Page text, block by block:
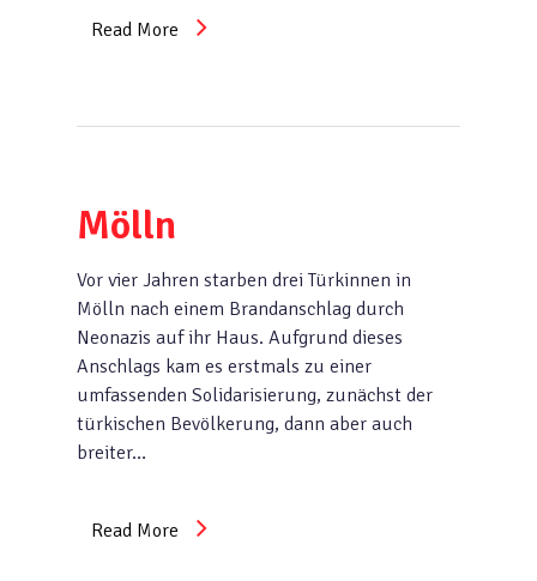
Read More
Mölln
Vor vier Jahren starben drei Türkinnen in
Mölln nach einem Brandanschlag durch
Neonazis auf ihr Haus. Aufgrund dieses
Anschlags kam es erstmals zu einer
umfassenden Solidarisierung, zunächst der
türkischen Bevölkerung, dann aber auch
breiter…
Read More